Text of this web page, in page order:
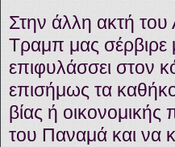
Στην άλλη ακτή
Τραμπ μας σέρβιρε
επιφυλάσσει στον
επισήμως τα
βίας ή οικονομικής
του Παναμά και να